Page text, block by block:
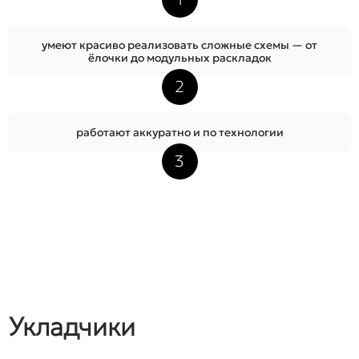
умеют красиво реализовать сложные схемы — от
ёлочки до модульных раскладок
2
работают аккуратно и по технологии
3
Укладчики